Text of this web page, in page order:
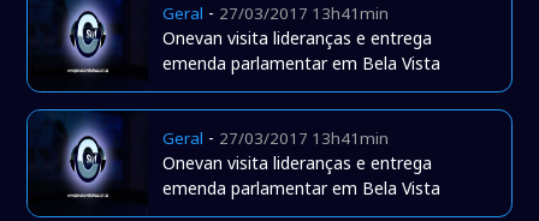
Geral - 27/03/2017 13h41min
Onevan visita lideranças e entrega
emenda parlamentar em Bela Vista
Geral - 27/03/2017 13h41min
Onevan visita lideranças e entrega
emenda parlamentar em Bela Vista